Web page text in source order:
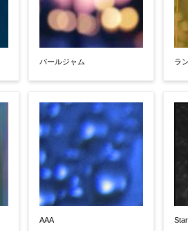
パールジャム
AAA
ラ